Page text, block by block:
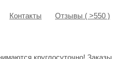
Контакты
Отзывы ( >550 )
круглосуточно!